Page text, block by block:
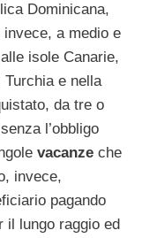
Dominicana,
a medio e
isole Canarie,
e nella
da tre o
l’obbligo
vacanze che
invece,
pagando
lungo raggio ed